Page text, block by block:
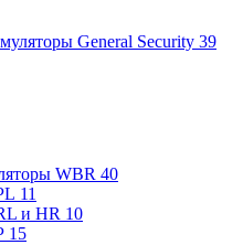
General Security 39
WBR 40
11
и HR 10
15